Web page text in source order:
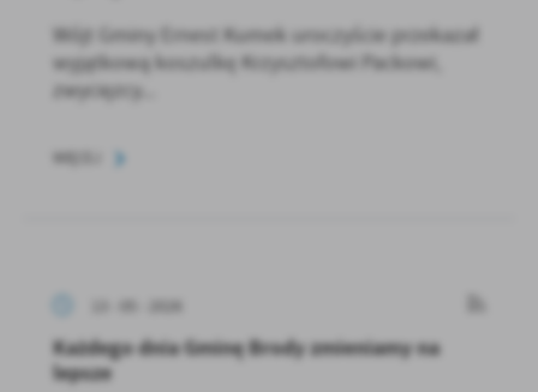
Wójt Gminy Ernest Kumek uroczyście przekazał
wyjątkową koszulkę Krzysztofowi Packowi,
zwycięzcy...
13 - 05 - 2026
Każdego dnia Gminę Brody zmieniamy na
lepsze